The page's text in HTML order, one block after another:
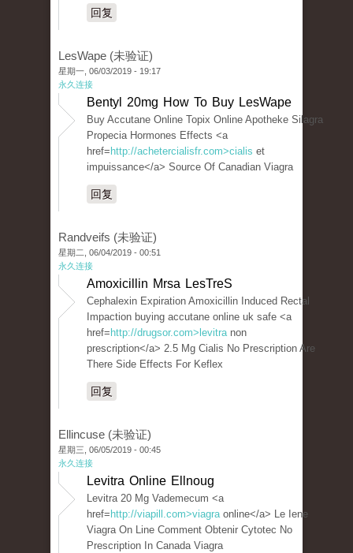
回复
LesWape (未验证)
星期一, 06/03/2019 - 19:17
永久连接
Bentyl 20mg How To Buy LesWape
Buy Accutane Online Topix Online Apotheke Silagra
Propecia Hormones Effects <a
href= http://achetercialisfr.com>cialis et
impuissance</a> Source Of Canadian Viagra
回复
Randveifs (未验证)
星期二, 06/04/2019 - 00:51
永久连接
Amoxicillin Mrsa LesTreS
Cephalexin Expiration Amoxicillin Induced Rectal
Impaction buying accutane online uk safe <a
href= http://drugsor.com>levitranon
prescription</a> 2.5 Mg Cialis No Prescription Are
There Side Effects For Keflex
回复
Ellincuse (未验证)
星期三, 06/05/2019 - 00:45
永久连接
Levitra Online Ellnoug
Levitra 20 Mg Vademecum <a
href= http://viapill.com>viagraonline</a> Le Iene
Viagra On Line Comment Obtenir Cytotec No
Prescription In Canada Viagra